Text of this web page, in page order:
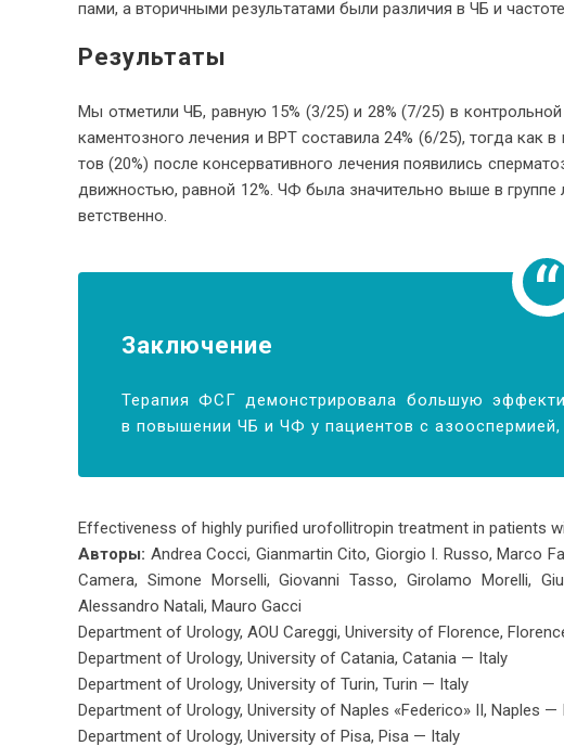
па­ми, а вто­рич­ны­ми ре­зуль­та­та­ми бы­ли раз­ли­чия в ЧБ и
Ре­зультаты
Мы от­ме­ти­ли ЧБ, рав­ную 15% (3/25) и 28% (7/25) в
ка­мен­тоз­но­го ле­че­ния и ВРТ со­ста­ви­ла 24% (6/25), то­гда как
тов (20%) по­сле кон­сер­ва­тив­но­го ле­че­ния по­яви­лись
движ­но­стью, рав­ной 12%. ЧФ бы­ла зна­чи­тель­но вы­ше в
вет­ственно.
За­клю­чение
Те­ра­пия ФСГ де­мон­стри­ро­ва­ла боль­шую
в по­вы­ше­нии ЧБ и ЧФ у па­ци­ен­тов с азоос­пер­ми­ей,
Effectiveness of highly purified urofollitropin treatment in patients
Авторы: Andrea Cocci, Gianmartin Cito, Giorgio I. Russo, Marco
Camera, Simone Morselli, Giovanni Tasso, Girolamo Morelli,
Alessandro Natali, Mauro Gacci
Department of Urology, AOU Careggi, University of Florence,
Department of Urology, University of Catania, Catania — Italy
Department of Urology, University of Turin, Turin — Italy
Department of Urology, University of Naples «Federico» II, Naples —
Department of Urology, University of Pisa, Pisa — Italy